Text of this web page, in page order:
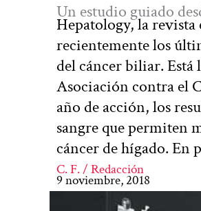
Un estudio guiado
Hepatology, la
recientemente los
del cáncer biliar.
Asociación contra el
año de acción, los
sangre que permiten
cáncer de hígado. En
C. F. / Redacción
9 noviembre, 2018